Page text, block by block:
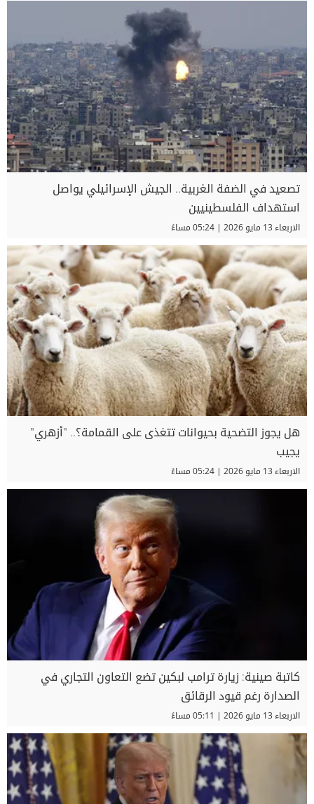
تصعيد في الضفة الغربية.. الجيش الإسرائيلي يواصل
استهداف الفلسطينيين
الاربعاء 13 مايو 2026 | 05:24 مساءً
هل يجوز التضحية بحيوانات تتغذى على القمامة؟.. "أزهري"
يجيب
الاربعاء 13 مايو 2026 | 05:24 مساءً
كاتبة صينية: زيارة ترامب لبكين تضع التعاون التجاري في
الصدارة رغم قيود الرقائق
الاربعاء 13 مايو 2026 | 05:11 مساءً